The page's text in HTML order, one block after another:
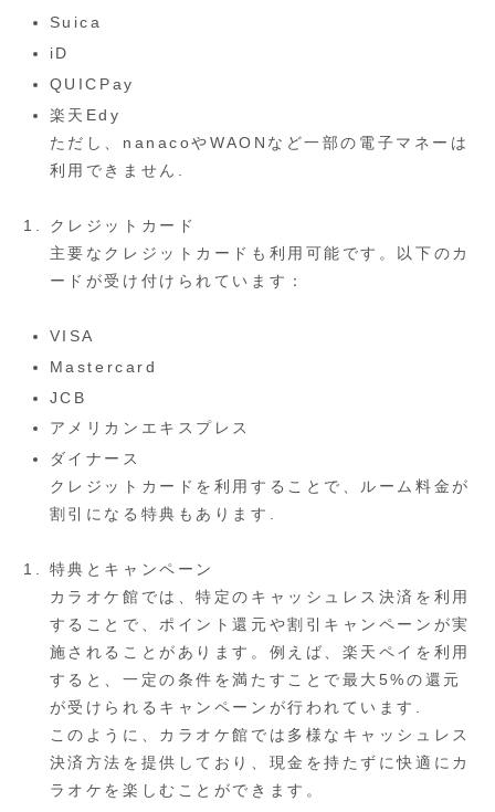
Suica
iD
QUICPay
楽天Edy
ただし、nanacoやWAONなど一部の電子マネーは
利用できません.
クレジットカード
主要なクレジットカードも利用可能です。以下のカ
ードが受け付けられています：
VISA
Mastercard
JCB
アメリカンエキスプレス
ダイナース
クレジットカードを利用することで、ルーム料金が
割引になる特典もあります.
特典とキャンペーン
カラオケ館では、特定のキャッシュレス決済を利用
することで、ポイント還元や割引キャンペーンが実
施されることがあります。例えば、楽天ペイを利用
すると、一定の条件を満たすことで最大5%の還元
が受けられるキャンペーンが行われています.
このように、カラオケ館では多様なキャッシュレス
決済方法を提供しており、現金を持たずに快適にカ
ラオケを楽しむことができます。